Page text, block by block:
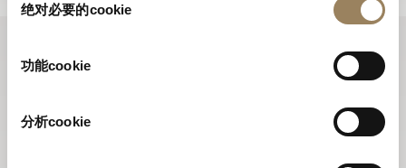
绝对必要的cookie
功能cookie
分析cookie